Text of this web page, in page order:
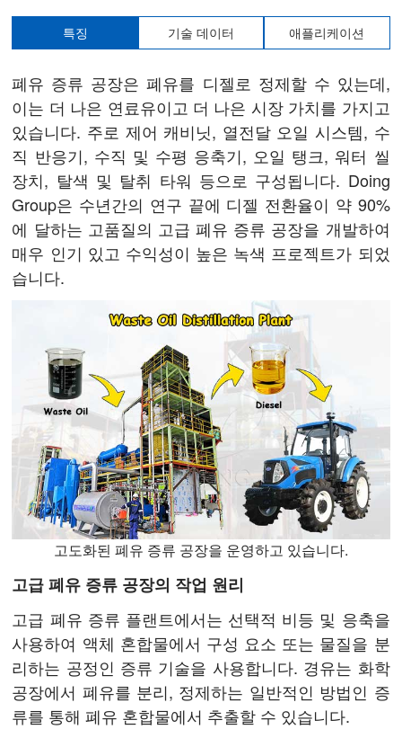
특징 기술 데이터 애플리케이션
폐유 증류 공장은 폐유를 디젤로 정제할 수 있는데,
이는 더 나은 연료유이고 더 나은 시장 가치를 가지고
있습니다. 주로 제어 캐비닛, 열전달 오일 시스템, 수
직 반응기, 수직 및 수평 응축기, 오일 탱크, 워터 씰
장치, 탈색 및 탈취 타워 등으로 구성됩니다. Doing
Group은 수년간의 연구 끝에 디젤 전환율이 약 90%
에 달하는 고품질의 고급 폐유 증류 공장을 개발하여
매우 인기 있고 수익성이 높은 녹색 프로젝트가 되었
습니다.
고도화된 폐유 증류 공장을 운영하고 있습니다.
고급 폐유 증류 공장의 작업 원리
고급 폐유 증류 플랜트에서는 선택적 비등 및 응축을
사용하여 액체 혼합물에서 구성 요소 또는 물질을 분
리하는 공정인 증류 기술을 사용합니다. 경유는 화학
공장에서 폐유를 분리, 정제하는 일반적인 방법인 증
류를 통해 폐유 혼합물에서 추출할 수 있습니다.